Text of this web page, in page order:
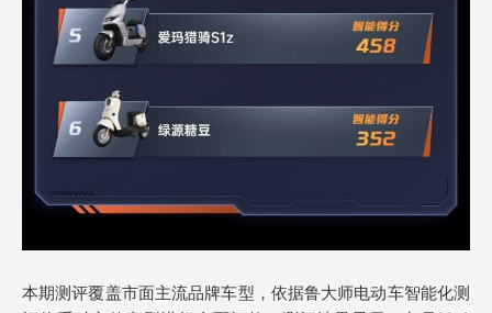
本期测评覆盖市面主流品牌车型，依据鲁大师电动车智能化测